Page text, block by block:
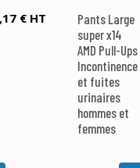
€ HT
Pants Large
super x14
AMD Pull-Ups
Incontinence
et fuites
urinaires
hommes et
femmes